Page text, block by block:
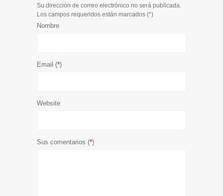
Su dirección de correo electrónico no será publicada.
Los campos requeridos están marcados (*)
Nombre
Email (*)
Website
Sus comentarios (*)